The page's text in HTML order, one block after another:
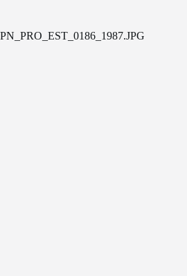
PN_PRO_EST_0186_1987.JPG